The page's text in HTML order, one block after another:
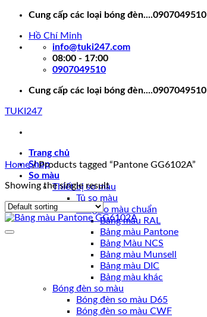
Skip
content
Cung cấp các loại bóng đèn....0907049510
Hồ Chí Minh
info@tuki247.com
08:00 - 17:00
0907049510
Cung cấp các loại bóng đèn....0907049510
TUKI247
Trang chủ
Shop
So màu
Thiết bị so màu
Tủ so màu
Bảng so màu chuẩn
Bảng màu RAL
Bảng màu Pantone
Bảng Màu NCS
Bảng màu Munsell
Bảng màu DIC
Bảng màu khác
Bóng đèn so màu
Bóng đèn so màu D65
Bóng đèn so màu CWF
Home /Products tagged “Pantone GG6102A”
Showing the single result